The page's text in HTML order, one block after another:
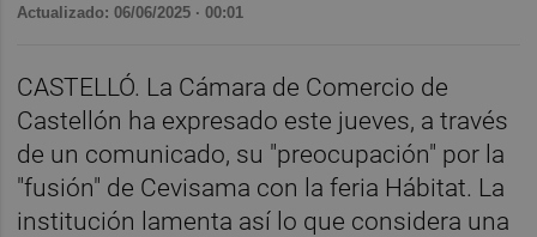
Actualizado: 06/06/2025 · 00:01
CASTELLÓ. La Cámara de Comercio de
Castellón ha expresado este jueves, a través
de un comunicado, su "preocupación" por la
"fusión" de Cevisama con la feria Hábitat. La
institución lamenta así lo que considera una